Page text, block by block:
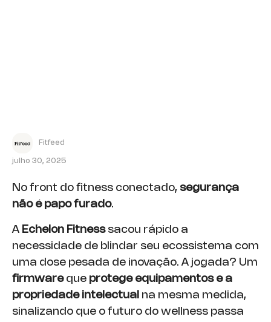
Fitfeed
julho 30, 2025
No front do fitness conectado, segurança
não é papo furado.
A Echelon Fitnesssacou rápido a
necessidade de blindar seu ecossistema com
uma dose pesada de inovação. A jogada? Um
firmwareque protege equipamentos e a
propriedade intelectual na mesma medida,
sinalizando que o futuro do wellness passa